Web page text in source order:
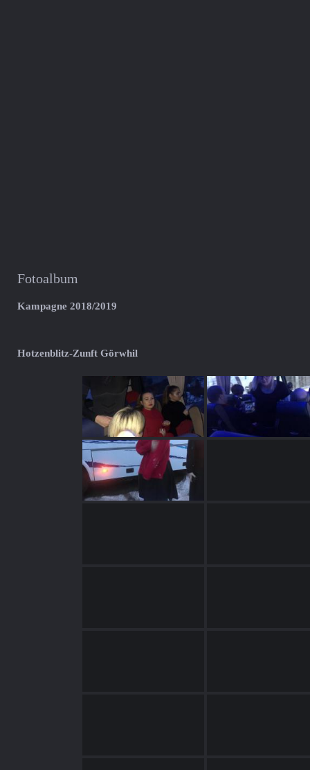
Fotoalbum
Kampagne 2018/2019
Hotzenblitz-Zunft Görwhil